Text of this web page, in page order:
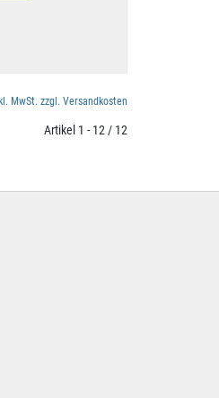
MwSt. zzgl. Versandkosten
Artikel 1 - 12 / 12